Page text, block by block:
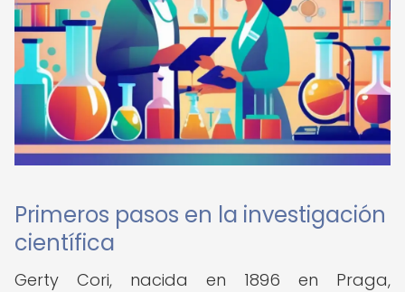
Primeros pasos en la investigación
científica
Gerty Cori, nacida en 1896 en Praga,